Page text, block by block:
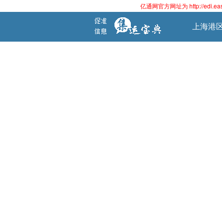
亿通网官方网址为 http://
上海港